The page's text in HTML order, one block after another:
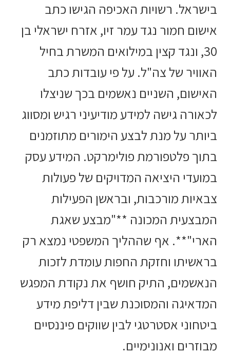
בישראל. רשויות האכיפה הגישו כתב
אישום חמור נגד עמר זיו, אזרח ישראלי בן
30, ונגד קצין במילואים המשרת בחיל
האוויר של צה"ל. על פי עובדות כתב
האישום, השניים נאשמים בכך שניצלו
לכאורה גישה למידע מודיעיני רגיש ומסווג
ביותר על מנת לבצע הימורים מתוזמנים
בתוך פלטפורמת פולימרקט. המידע עסק
במועדי היציאה המדויקים של פעולות
צבאיות מורכבות, ובראשן הפעילות
המבצעית המכונה **"מבצע שאגת
הארי"**. אף שההליך המשפטי נמצא רק
בראשיתו וחזקת החפות עומדת לזכות
הנאשמים, התיק חושף את נקודת המפגש
המדאיגה והמסוכנת שבין דליפת מידע
ביטחוני אסטרטגי לבין שווקים פיננסיים
מבוזרים ואנונימיים.